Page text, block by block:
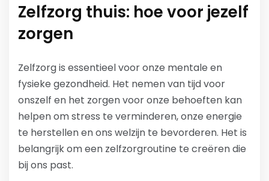
Zelfzorg thuis: hoe voor jezelf
zorgen
Zelfzorg is essentieel voor onze mentale en
fysieke gezondheid. Het nemen van tijd voor
onszelf en het zorgen voor onze behoeften kan
helpen om stress te verminderen, onze energie
te herstellen en ons welzijn te bevorderen. Het is
belangrijk om een zelfzorgroutine te creëren die
bij ons past.